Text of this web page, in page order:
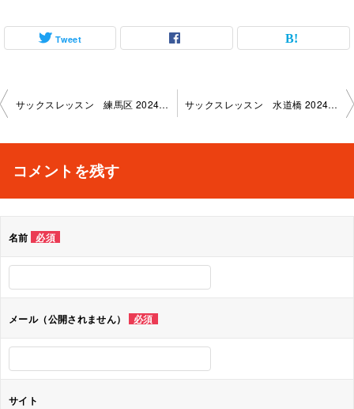
Tweet
投
ビ
シ
ョ
ン
サックスレッスン 練馬区 2024-10-30-no0019-1136 サックスレッスン 水道橋 2024-10-29-no0019-1145
コメントを残す
名前 必須
メール（公開されません） 必須
サイト